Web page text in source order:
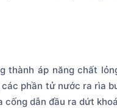
thành áp năng chất
phần tử nước ra rìa
dẫn đầu ra dứt